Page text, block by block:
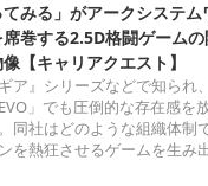
てみる」がアークシステ
巻する2.5D格闘ゲームの
【キャリアクエスト】
ギア』シリーズなどで知られ
」でも圧倒的な存在感を
同社はどのような組織体制
を熱狂させるゲームを生み